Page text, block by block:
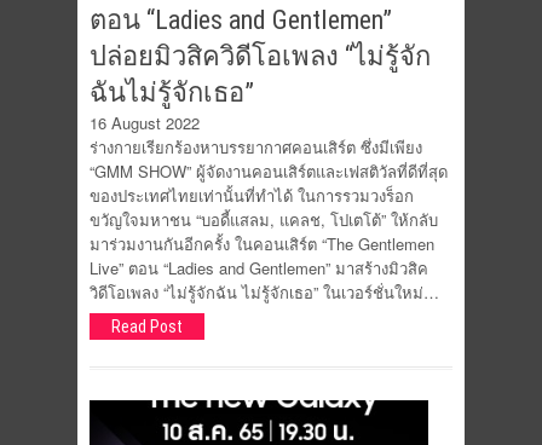
ตอน “Ladies and Gentlemen”
ปล่อยมิวสิควิดีโอเพลง “ไม่รู้จัก
ฉันไม่รู้จักเธอ”
16 August 2022
ร่างกายเรียกร้องหาบรรยากาศคอนเสิร์ต ซึ่งมีเพียง
“GMM SHOW” ผู้จัดงานคอนเสิร์ตและเฟสติวัลที่ดีที่สุด
ของประเทศไทยเท่านั้นที่ทำได้ ในการรวมวงร็อก
ขวัญใจมหาชน “บอดี้แสลม, แคลช, โปเตโต้” ให้กลับ
มาร่วมงานกันอีกครั้ง ในคอนเสิร์ต “The Gentlemen
Live” ตอน “Ladies and Gentlemen” มาสร้างมิวสิค
วิดีโอเพลง “ไม่รู้จักฉัน ไม่รู้จักเธอ” ในเวอร์ชั่นใหม่…
Read Post